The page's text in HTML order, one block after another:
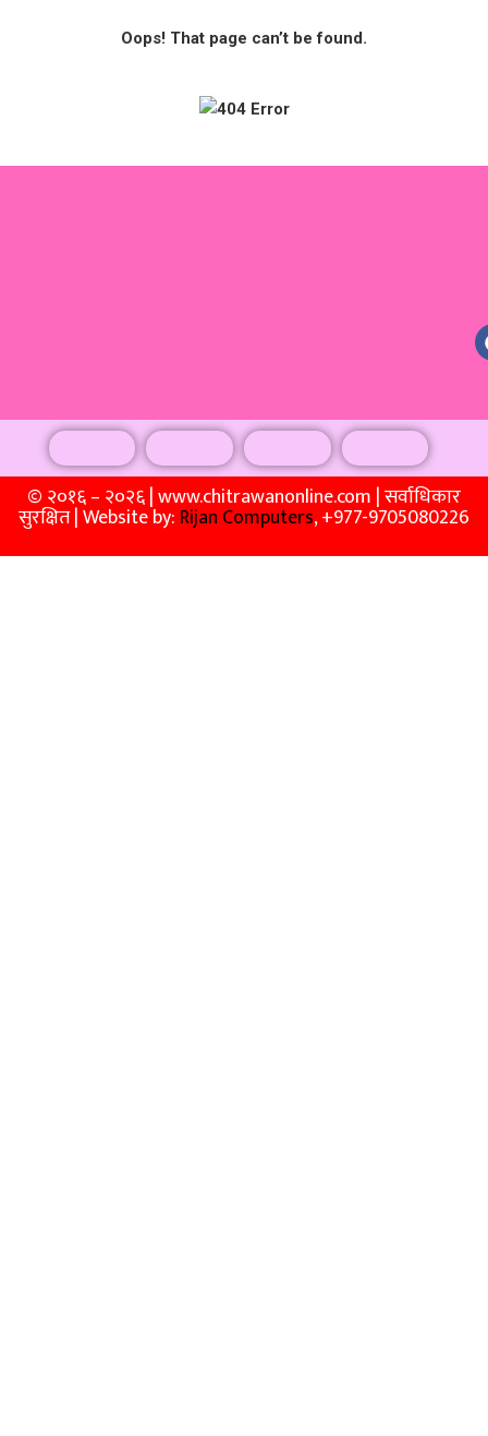
Oops! That page can’t be found.
© २०१६ – २०२६ | www.chitrawanonline.com | सर्वाधिकार
सुरक्षित | Website by: Rijan Computers, +977-9705080226